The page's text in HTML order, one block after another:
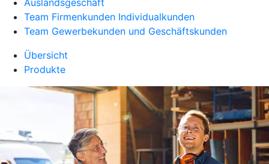
Auslandsgeschäft
Team Firmenkunden Individualkunden
Team Gewerbekunden und Geschäftskunden
Übersicht
Produkte